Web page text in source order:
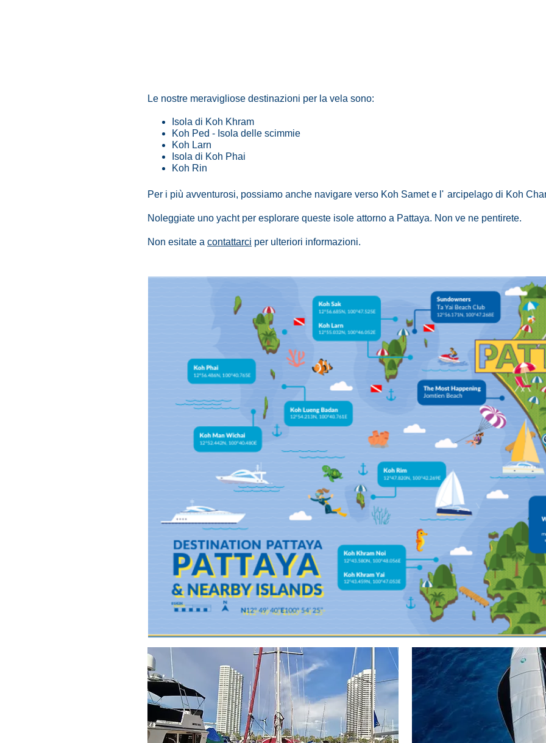
Le nostre meravigliose destinazioni per la vela sono:
Isola di Koh Khram
Koh Ped - Isola delle scimmie
Koh Larn
Isola di Koh Phai
Koh Rin
Per i più avventurosi, possiamo anche navigare verso Koh Samet e l' arcipelago di Koh
Noleggiate uno yacht per esplorare queste isole attorno a Pattaya. Non ve ne pentirete.
Non esitate a contattarci per ulteriori informazioni.